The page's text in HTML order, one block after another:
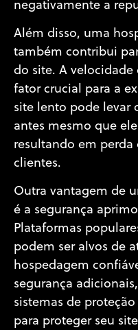
negativamente a
Além disso, uma
também contribui
do site. A
fator crucial para a
site lento pode levar
antes mesmo que
resultando em
clientes.
Outra vantagem de
é a segurança
Plataformas
podem ser alvos de
hospedagem
segurança
sistemas de
para proteger seu